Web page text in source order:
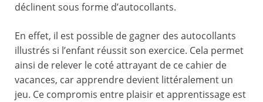
déclinent sous forme d’autocollants.
En effet, il est possible de gagner des autocollants
illustrés si l’enfant réussit son exercice. Cela permet
ainsi de relever le coté attrayant de ce cahier de
vacances, car apprendre devient littéralement un
jeu. Ce compromis entre plaisir et apprentissage est